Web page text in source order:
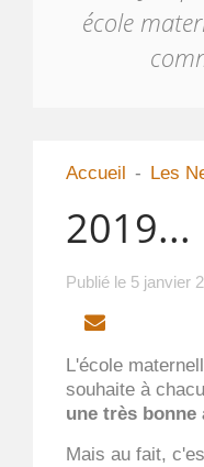
école
Accueil Les
2019...
Publié le 5 janvier
EMAIL
L'école
souhaite à
une très bonne
Mais au fait,